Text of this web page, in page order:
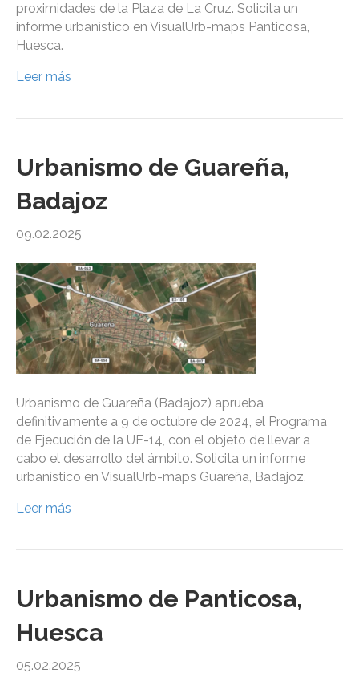
proximidades de la Plaza de La Cruz. Solicita un
informe urbanístico en VisualUrb-maps Panticosa,
Huesca.
Leer más
Urbanismo de Guareña,
Badajoz
09.02.2025
Urbanismo de Guareña (Badajoz) aprueba
definitivamente a 9 de octubre de 2024, el Programa
de Ejecución de la UE-14, con el objeto de llevar a
cabo el desarrollo del ámbito. Solicita un informe
urbanístico en VisualUrb-maps Guareña, Badajoz.
Leer más
Urbanismo de Panticosa,
Huesca
05.02.2025